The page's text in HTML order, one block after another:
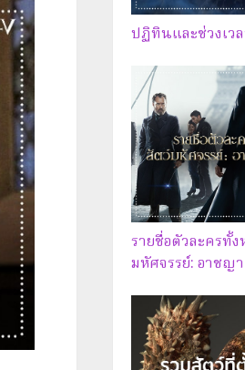
ปฏิทินและช่วงเว
รายชื่อตัวละครทั้
มหัศจรรย์: อาชญ